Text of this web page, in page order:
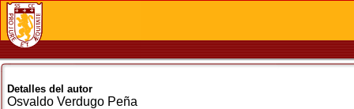
Detalles del autor
Osvaldo Verdugo Peña